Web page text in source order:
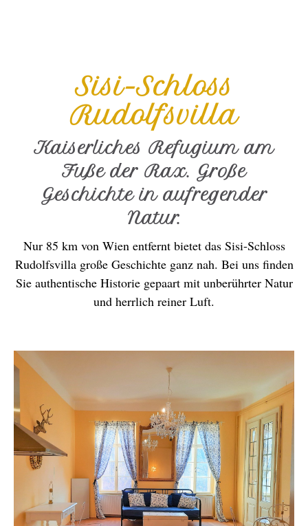
Sisi-Schloss
Rudolfsvilla
Kaiserliches Refugium am
Fuße der Rax. Große
Geschichte in aufregender
Natur.
Nur 85 km von Wien entfernt bietet das Sisi-Schloss
Rudolfsvilla große Geschichte ganz nah. Bei uns finden
Sie authentische Historie gepaart mit unberührter Natur
und herrlich reiner Luft.